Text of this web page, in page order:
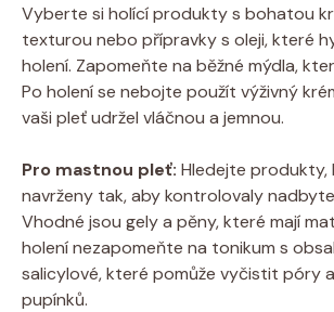
Vyberte si holící produkty s bohatou
texturou nebo přípravky s oleji, které
holení. Zapomeňte na běžné mýdla,
Po holení se nebojte použít výživný
vaši pleť udržel vláčnou a jemnou.
Pro mastnou pleť: Hledejte produkty,
navrženy tak, aby kontrolovaly
Vhodné jsou gely a pěny, které mají
holení nezapomeňte na tonikum s
salicylové, které pomůže vyčistit póry
pupínků.